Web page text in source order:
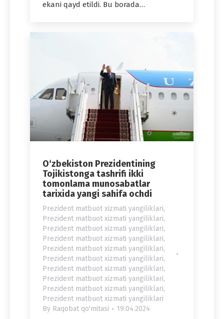
ekani qayd etildi. Bu borada…
O‘zbekiston Prezidentining
Tojikistonga tashrifi ikki
tomonlama munosabatlar
tarixida yangi sahifa ochdi
Prezident matbuot xizmati yangiliklari,
Prezident matbuot xizmati yangiliklari,
Prezident matbuot xizmati yangiliklari,
Prezident matbuot xizmati yangiliklari,
Prezident matbuot xizmati yangiliklari,
Prezident matbuot xizmati yangiliklari,
Prezident matbuot xizmati yangiliklari,
Prezident matbuot xizmati yangiliklari,
Prezident matbuot xizmati yangiliklari,
Prezident matbuot xizmati yangiliklari
By Raqobat qo'mitasi 19.04.2024